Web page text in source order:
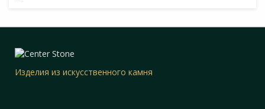
Изделия из искусственного камня